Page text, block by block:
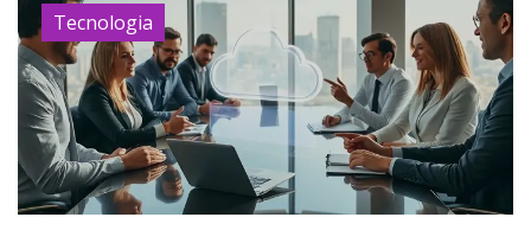
Tecnologia